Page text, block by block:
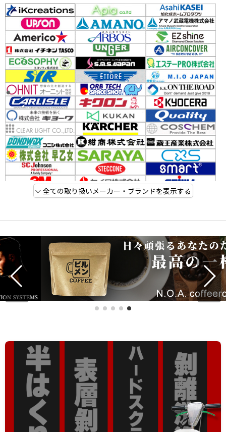
全ての取り扱いメーカー・ブランドを表示する